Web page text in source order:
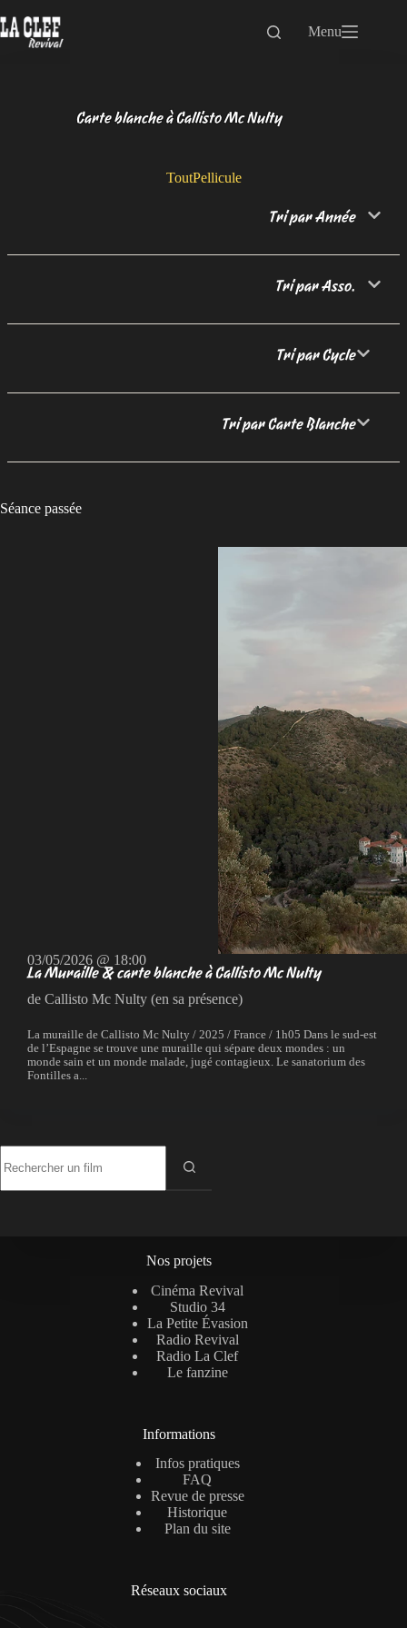
au
contenu
Menu
Carte blanche à Callisto Mc Nulty
ToutPellicule
Tri par Année
Tri par Asso.
Tri par Cycle
Tri par Carte Blanche
Séance passée
03/05/2026 @ 18:00
La Muraille & carte blanche à Callisto Mc Nulty
de Callisto Mc Nulty (en sa présence)
La muraille de Callisto Mc Nulty / 2025 / France / 1h05 Dans le sud-est
de l’Espagne se trouve une muraille qui sépare deux mondes : un
monde sain et un monde malade, jugé contagieux. Le sanatorium des
Fontilles a...
résultat
Nos projets
Cinéma Revival
Studio 34
La Petite Évasion
Radio Revival
Radio La Clef
Le fanzine
Informations
Infos pratiques
FAQ
Revue de presse
Historique
Plan du site
Réseaux sociaux